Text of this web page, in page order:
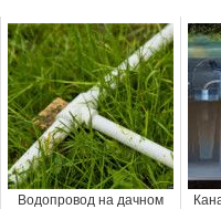
Водопровод на дачном